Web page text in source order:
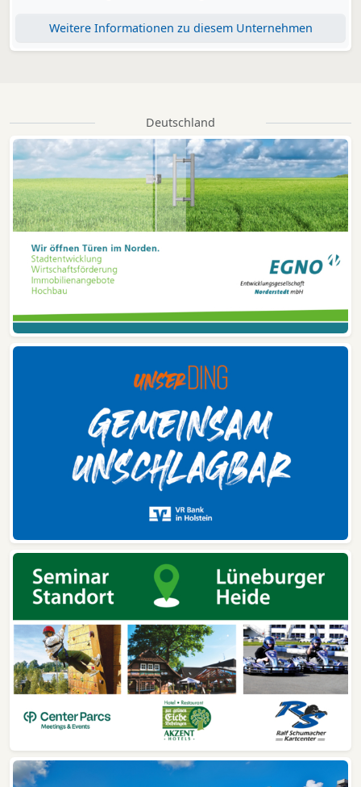
Weitere Informationen zu diesem Unternehmen
Deutschland